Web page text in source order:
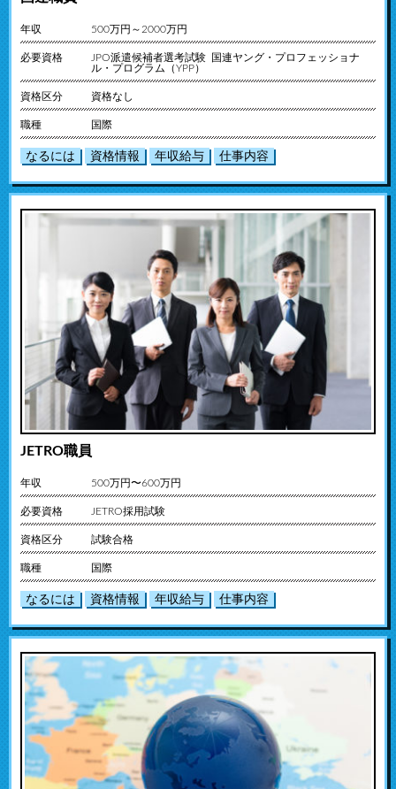
年収 500万円～2000万円
必要資格
JPO派遣候補者選考試験 国連ヤング・プロフェッショナ
ル・プログラム（YPP）
資格区分 資格なし
職種 国際
なるには 資格情報 年収給与 仕事内容
JETRO職員
年収 500万円〜600万円
必要資格 JETRO採用試験
資格区分 試験合格
職種 国際
なるには 資格情報 年収給与 仕事内容